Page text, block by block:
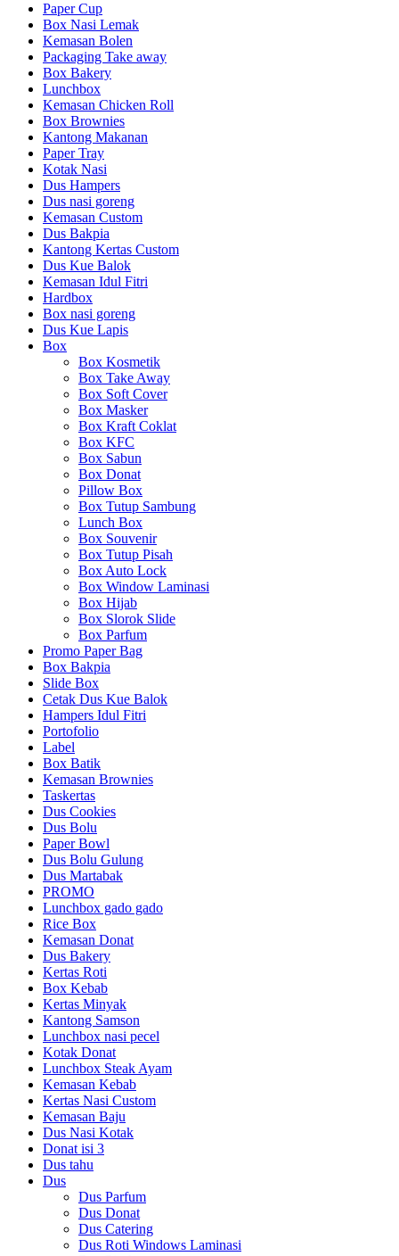
Paper Cup
Box Nasi Lemak
Kemasan Bolen
Packaging Take away
Box Bakery
Lunchbox
Kemasan Chicken Roll
Box Brownies
Kantong Makanan
Paper Tray
Kotak Nasi
Dus Hampers
Dus nasi goreng
Kemasan Custom
Dus Bakpia
Kantong Kertas Custom
Dus Kue Balok
Kemasan Idul Fitri
Hardbox
Box nasi goreng
Dus Kue Lapis
Box
Box Kosmetik
Box Take Away
Box Soft Cover
Box Masker
Box Kraft Coklat
Box KFC
Box Sabun
Box Donat
Pillow Box
Box Tutup Sambung
Lunch Box
Box Souvenir
Box Tutup Pisah
Box Auto Lock
Box Window Laminasi
Box Hijab
Box Slorok Slide
Box Parfum
Promo Paper Bag
Box Bakpia
Slide Box
Cetak Dus Kue Balok
Hampers Idul Fitri
Portofolio
Label
Box Batik
Kemasan Brownies
Taskertas
Dus Cookies
Dus Bolu
Paper Bowl
Dus Bolu Gulung
Dus Martabak
PROMO
Lunchbox gado gado
Rice Box
Kemasan Donat
Dus Bakery
Kertas Roti
Box Kebab
Kertas Minyak
Kantong Samson
Lunchbox nasi pecel
Kotak Donat
Lunchbox Steak Ayam
Kemasan Kebab
Kertas Nasi Custom
Kemasan Baju
Dus Nasi Kotak
Donat isi 3
Dus tahu
Dus
Dus Parfum
Dus Donat
Dus Catering
Dus Roti Windows Laminasi